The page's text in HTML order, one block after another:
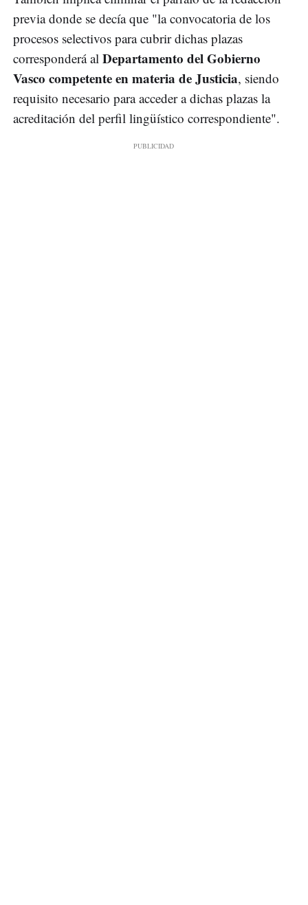
previa donde se decía que "la convocatoria de los
procesos selectivos para cubrir dichas plazas
corresponderá al Departamento del Gobierno
Vasco competente en materia de Justicia, siendo
requisito necesario para acceder a dichas plazas la
acreditación del perfil lingüístico correspondiente".